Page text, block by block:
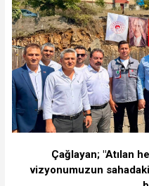
Çağlayan; "Atılan
vizyonumuzun